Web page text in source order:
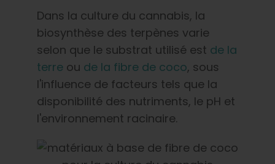
Dans la culture du cannabis, la
biosynthèse des terpènes varie
selon que le substrat utilisé est de la
terre ou de la fibre de coco, sous
l'influence de facteurs tels que la
disponibilité des nutriments, le pH et
l'environnement racinaire.